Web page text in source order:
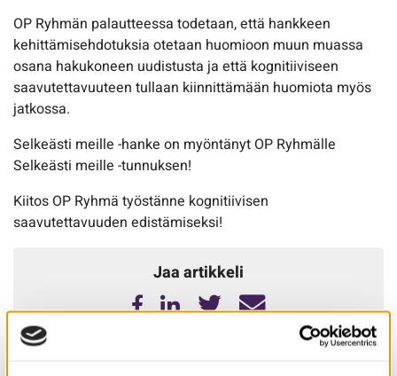
OP Ryhmän palautteessa todetaan, että hankkeen
kehittämisehdotuksia otetaan huomioon muun muassa
osana hakukoneen uudistusta ja että kognitiiviseen
saavutettavuuteen tullaan kiinnittämään huomiota myös
jatkossa.
Selkeästi meille -hanke on myöntänyt OP Ryhmälle
Selkeästi meille -tunnuksen!
Kiitos OP Ryhmä työstänne kognitiivisen
saavutettavuuden edistämiseksi!
Jaa artikkeli